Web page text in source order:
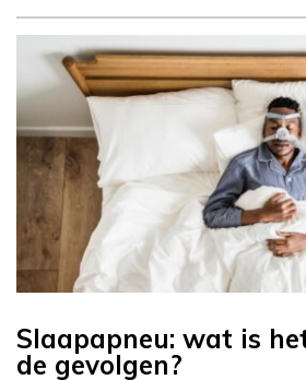
Slaapapneu: wat is
de gevolgen?